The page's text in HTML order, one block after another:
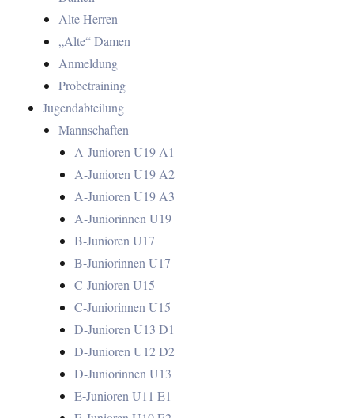
Alte Herren
„Alte“ Damen
Anmeldung
Probetraining
Jugendabteilung
Mannschaften
A-Junioren U19 A1
A-Junioren U19 A2
A-Junioren U19 A3
A-Juniorinnen U19
B-Junioren U17
B-Juniorinnen U17
C-Junioren U15
C-Juniorinnen U15
D-Junioren U13 D1
D-Junioren U12 D2
D-Juniorinnen U13
E-Junioren U11 E1